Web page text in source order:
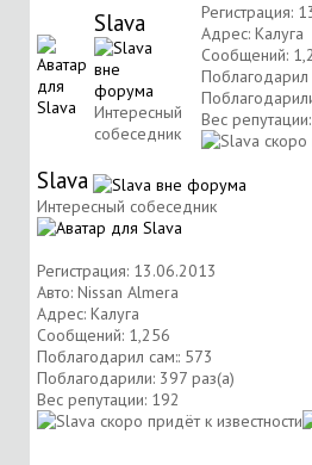
Slava
Интересный
собеседник
Регистрация:
Адрес: Калуга
Сообщений:
Поблагодарил
Вес репутации:
Slava
Интересный собеседник
Регистрация: 13.06.2013
Авто: Nissan Almera
Адрес: Калуга
Сообщений: 1,256
Поблагодарил сам:: 573
Поблагодарили: 397 раз(а)
Вес репутации: 192